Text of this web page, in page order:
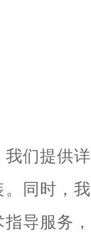
们提供
同时，
导服务